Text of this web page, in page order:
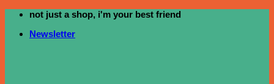
ข้าม
not just a shop, i'm your best friend
Newsletter